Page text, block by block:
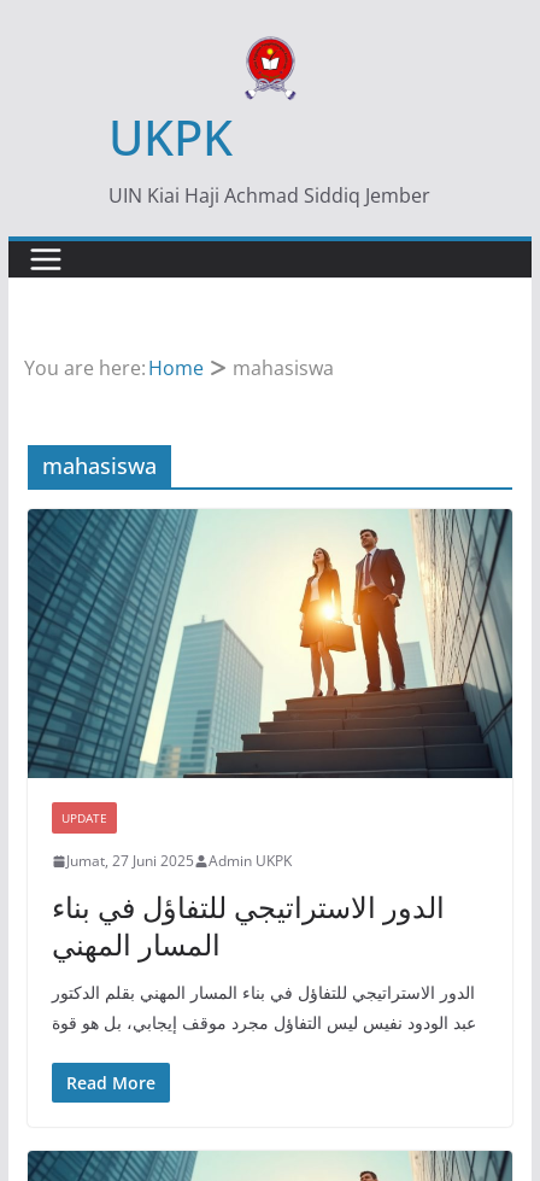
UKPK
UIN Kiai Haji Achmad Siddiq Jember
You are here:Home mahasiswa
mahasiswa
UPDATE
Jumat, 27 Juni 2025 Admin UKPK
الدور الاستراتيجي للتفاؤل في بناء
المسار المهني
الدور الاستراتيجي للتفاؤل في بناء المسار المهني بقلم الدكتور
عبد الودود نفيس ليس التفاؤل مجرد موقف إيجابي، بل هو قوة
Read More